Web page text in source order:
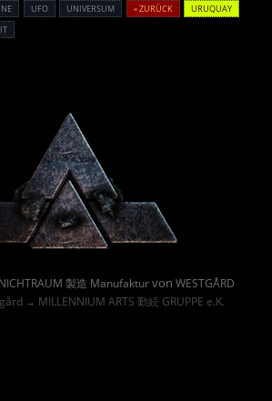
UFO UNIVERSUM « ZURÜCK
URUQUAY
NICHTRAUM 製造 Manufakturvon WESTGÅRD
→ MILLENNIUM ARTS 勤続 GRUPPE e.K.
Powered By :